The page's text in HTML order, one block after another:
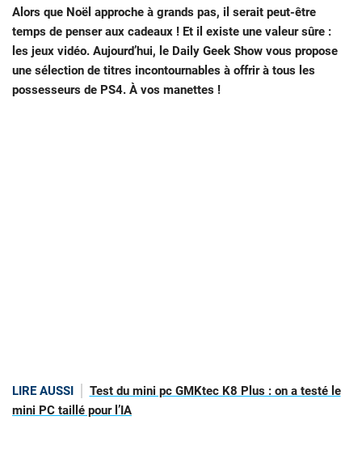
Alors que Noël approche à grands pas, il serait peut-être
temps de penser aux cadeaux ! Et il existe une valeur sûre :
les jeux vidéo. Aujourd’hui, le Daily Geek Show vous propose
une sélection de titres incontournables à offrir à tous les
possesseurs de PS4. À vos manettes !
LIRE AUSSI
Test du mini pc GMKtec K8 Plus : on a testé le
mini PC taillé pour l’IA